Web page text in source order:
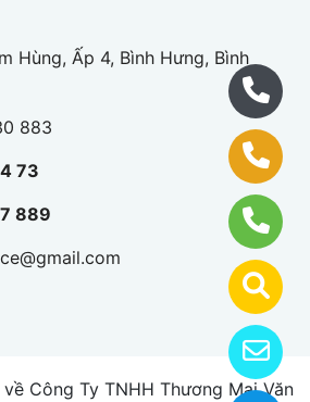
Hùng, Ấp 4, Bình Hưng, Bình
883
73
889
Công Ty TNHH Thương Mại Văn